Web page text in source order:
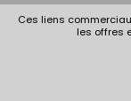
Ces liens
les offres